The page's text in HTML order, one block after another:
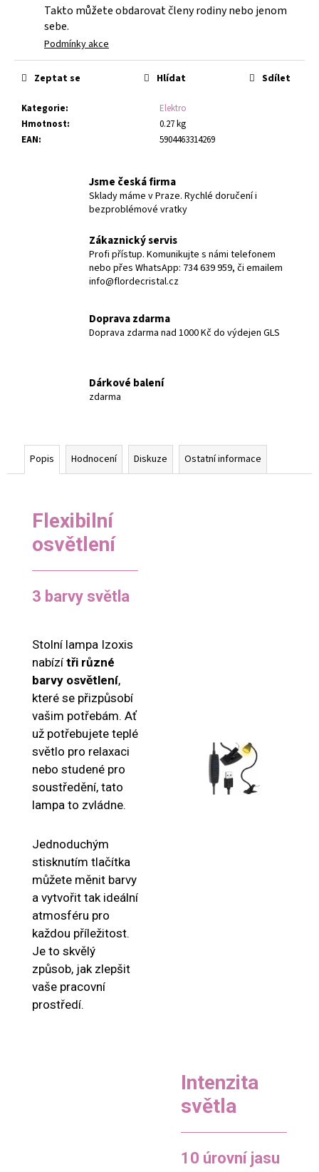
Takto můžete obdarovat členy rodiny nebo jenom
sebe.
Podmínky akce
Kategorie:
Elektro
Hmotnost:
0.27 kg
EAN: 5904463314269
Zeptat se Hlídat Sdílet
Jsme česká firma
Sklady máme v Praze. Rychlé doručení i
bezproblémové vratky
Zákaznický servis
Profi přístup. Komunikujte s námi telefonem
nebo přes WhatsApp: 734 639 959, či emailem
info@flordecristal.cz
Doprava zdarma
Doprava zdarma nad 1000 Kč do výdejen GLS
Dárkové balení
zdarma
Popis Hodnocení Diskuze Ostatní informace
Flexibilní
osvětlení
3 barvy světla
Stolní lampa Izoxis
nabízí tři různé
barvy osvětlení,
které se přizpůsobí
vašim potřebám. Ať
už potřebujete teplé
světlo pro relaxaci
nebo studené pro
soustředění, tato
lampa to zvládne.
Jednoduchým
stisknutím tlačítka
můžete měnit barvy
a vytvořit tak ideální
atmosféru pro
každou příležitost.
Je to skvělý
způsob, jak zlepšit
vaše pracovní
prostředí.
Intenzita
světla
10 úrovní jasu